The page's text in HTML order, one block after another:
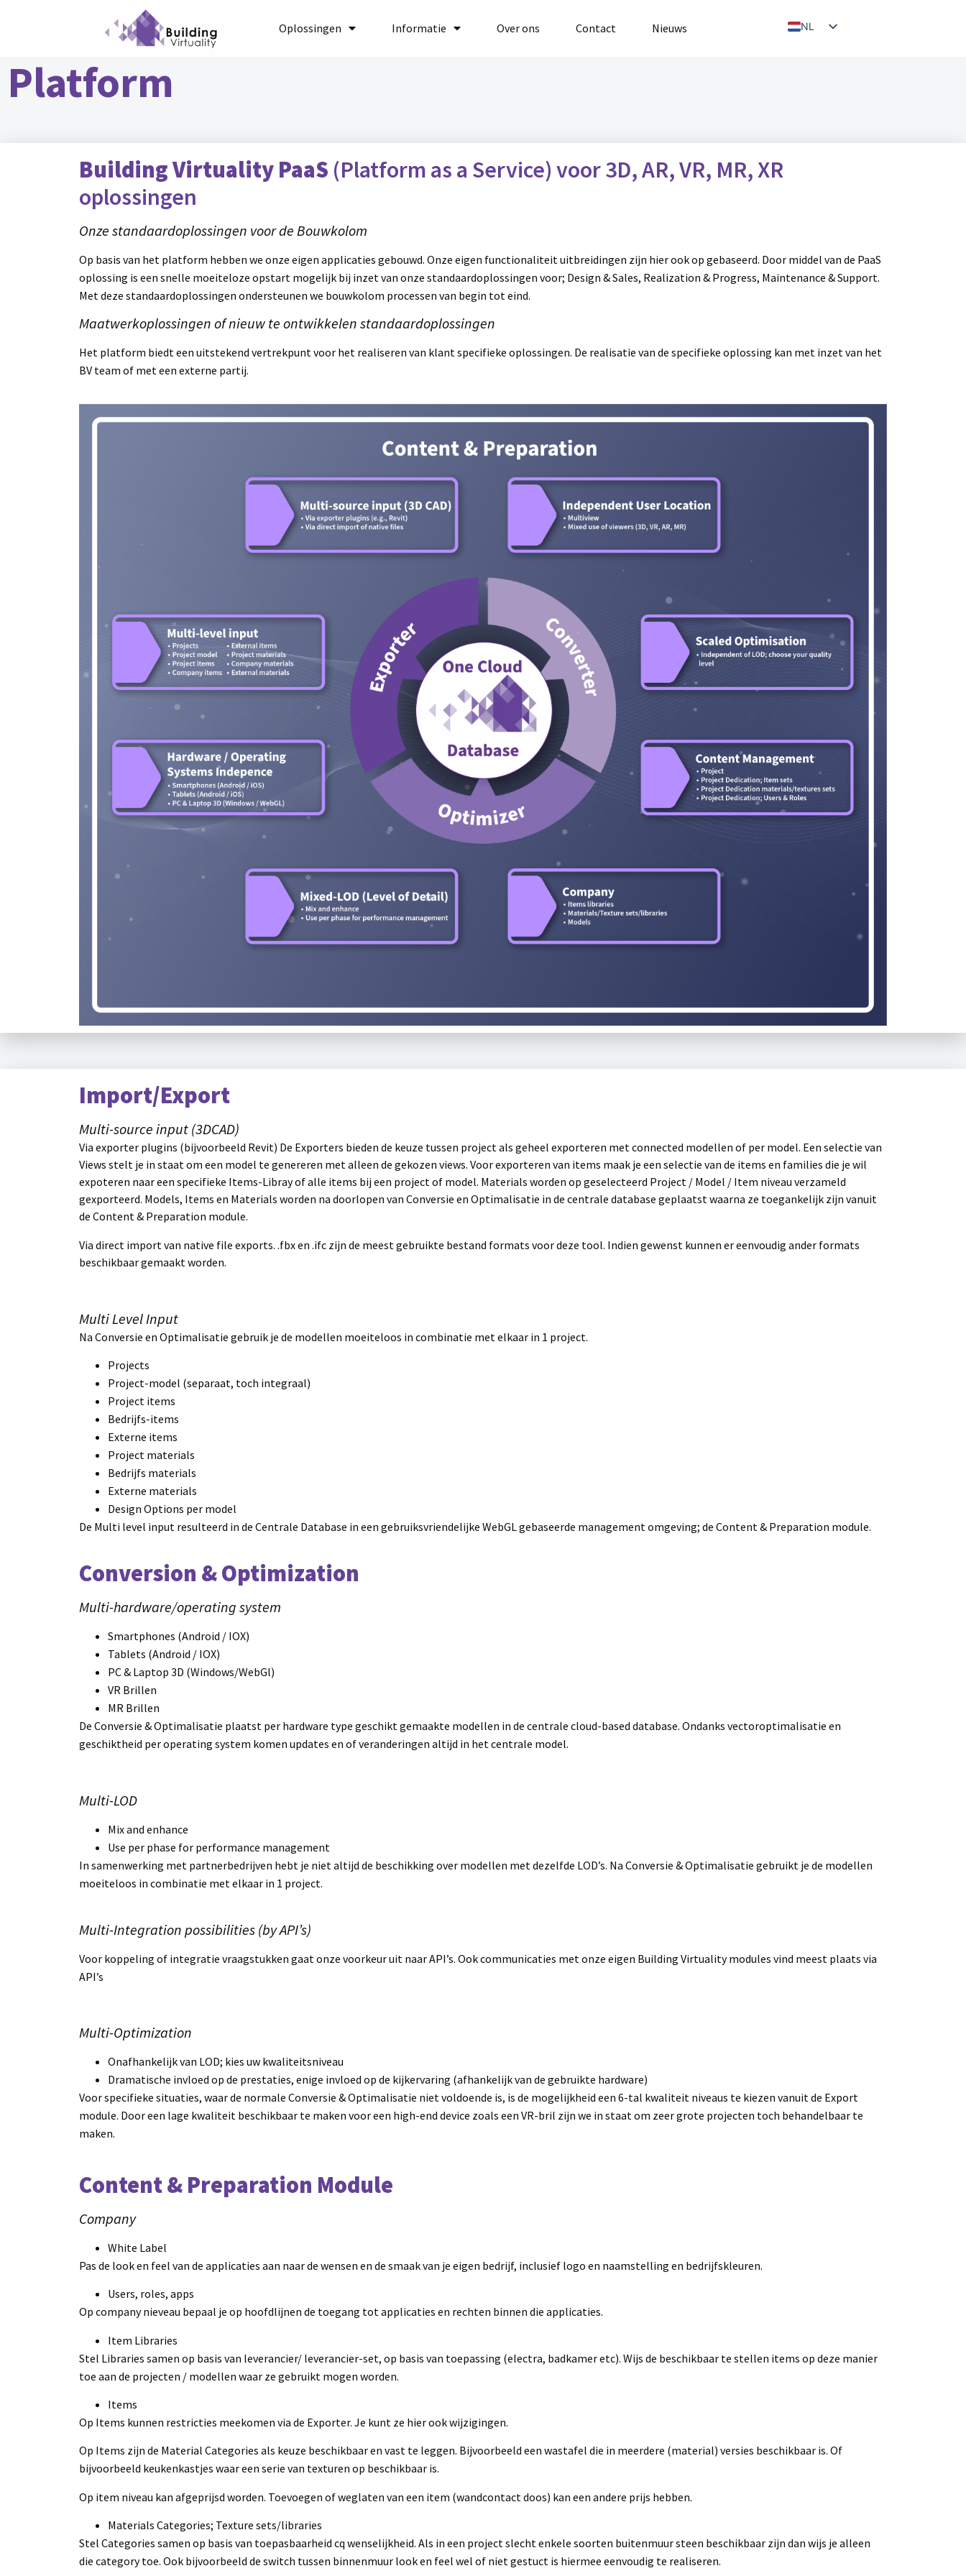
Oplossingen Informatie Over ons Contact Nieuws
NL
Platform
Building Virtuality PaaS (Platform as a Service) voor3D, AR, VR, MR, XR
oplossingen
Onze standaardoplossingen voor de Bouwkolom
Op basis van het platform hebben we onze eigen applicaties gebouwd. Onze eigen functionaliteit uitbreidingen zijn hier ook op gebaseerd. Door middel van de PaaS
oplossing is een snelle moeiteloze opstart mogelijk bij inzet van onze standaardoplossingen voor; Design & Sales, Realization & Progress, Maintenance & Support.
Met deze standaardoplossingen ondersteunen we bouwkolom processen van begin tot eind.
Maatwerkoplossingen of nieuw te ontwikkelen standaardoplossingen
Het platform biedt een uitstekend vertrekpunt voor het realiseren van klant specifieke oplossingen. De realisatie van de specifieke oplossing kan met inzet van het
BV team of met een externe partij.
Import/Export
Multi-source input (3DCAD)
Via exporter plugins (bijvoorbeeld Revit) De Exporters bieden de keuze tussen project als geheel exporteren met connected modellen of per model. Een selectie van
Views stelt je in staat om een model te genereren met alleen de gekozen views. Voor exporteren van items maak je een selectie van de items en families die je wil
expoteren naar een specifieke Items-Libray of alle items bij een project of model. Materials worden op geselecteerd Project / Model / Item niveau verzameld
gexporteerd. Models, Items en Materials worden na doorlopen van Conversie en Optimalisatie in de centrale database geplaatst waarna ze toegankelijk zijn vanuit
de Content & Preparation module.
Via direct import van native file exports. .fbx en .ifc zijn de meest gebruikte bestand formats voor deze tool. Indien gewenst kunnen er eenvoudig ander formats
beschikbaar gemaakt worden.
Multi Level Input
Na Conversie en Optimalisatie gebruik je de modellen moeiteloos in combinatie met elkaar in 1 project.
Projects
Project-model (separaat, toch integraal)
Project items
Bedrijfs-items
Externe items
Project materials
Bedrijfs materials
Externe materials
Design Options per model
De Multi level input resulteerd in de Centrale Database in een gebruiksvriendelijke WebGL gebaseerde management omgeving; de Content & Preparation module.
Conversion & Optimization
Multi-hardware/operating system
Smartphones (Android / IOX)
Tablets (Android / IOX)
PC & Laptop 3D (Windows/WebGl)
VR Brillen
MR Brillen
De Conversie & Optimalisatie plaatst per hardware type geschikt gemaakte modellen in de centrale cloud-based database. Ondanks vectoroptimalisatie en
geschiktheid per operating system komen updates en of veranderingen altijd in het centrale model.
Multi-LOD
Mix and enhance
Use per phase for performance management
In samenwerking met partnerbedrijven hebt je niet altijd de beschikking over modellen met dezelfde LOD’s. Na Conversie & Optimalisatie gebruikt je de modellen
moeiteloos in combinatie met elkaar in 1 project.
Multi-Integration possibilities (by API’s)
Voor koppeling of integratie vraagstukken gaat onze voorkeur uit naar API’s. Ook communicaties met onze eigen Building Virtuality modules vind meest plaats via
API’s
Multi-Optimization
Onafhankelijk van LOD; kies uw kwaliteitsniveau
Dramatische invloed op de prestaties, enige invloed op de kijkervaring (afhankelijk van de gebruikte hardware)
Voor specifieke situaties, waar de normale Conversie & Optimalisatie niet voldoende is, is de mogelijkheid een 6-tal kwaliteit niveaus te kiezen vanuit de Export
module. Door een lage kwaliteit beschikbaar te maken voor een high-end device zoals een VR-bril zijn we in staat om zeer grote projecten toch behandelbaar te
maken.
Content & Preparation Module
Company
White Label
Pas de look en feel van de applicaties aan naar de wensen en de smaak van je eigen bedrijf, inclusief logo en naamstelling en bedrijfskleuren.
Users, roles, apps
Op company nieveau bepaal je op hoofdlijnen de toegang tot applicaties en rechten binnen die applicaties.
Item Libraries
Stel Libraries samen op basis van leverancier/ leverancier-set, op basis van toepassing (electra, badkamer etc). Wijs de beschikbaar te stellen items op deze manier
toe aan de projecten / modellen waar ze gebruikt mogen worden.
Items
Op Items kunnen restricties meekomen via de Exporter. Je kunt ze hier ook wijzigingen.
Op Items zijn de Material Categories als keuze beschikbaar en vast te leggen. Bijvoorbeeld een wastafel die in meerdere (material) versies beschikbaar is. Of
bijvoorbeeld keukenkastjes waar een serie van texturen op beschikbaar is.
Op item niveau kan afgeprijsd worden. Toevoegen of weglaten van een item (wandcontact doos) kan een andere prijs hebben.
Materials Categories; Texture sets/libraries
Stel Categories samen op basis van toepasbaarheid cq wenselijkheid. Als in een project slecht enkele soorten buitenmuur steen beschikbaar zijn dan wijs je alleen
die category toe. Ook bijvoorbeeld de switch tussen binnenmuur look en feel wel of niet gestuct is hiermee eenvoudig te realiseren.